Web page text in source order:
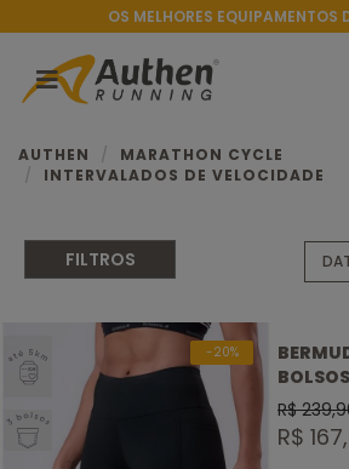
OS MELHORES EQUIPAMENTOS
AUTHEN
MARATHON CYCLE
INTERVALADOS DE VELOCIDADE
Sprint
FILTROS
5KM
SELO 3
BOLSOS
-20%
R$
R$